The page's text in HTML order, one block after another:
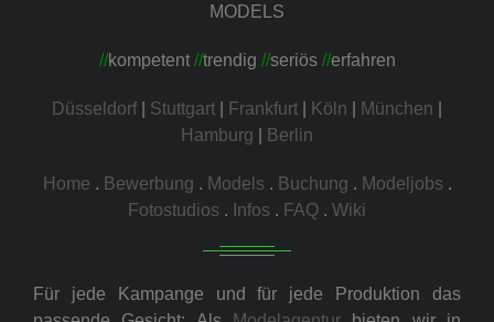
MODELS
//kompetent //trendig //seriös //erfahren
Düsseldorf| Stuttgart Frankfurt Köln München
Hamburg
Berlin
Home . Bewerbung . Models . Buchung . Modeljobs .
Fotostudios . Infos . FAQ . Wiki
Für jede Kampange und für jede Produktion das